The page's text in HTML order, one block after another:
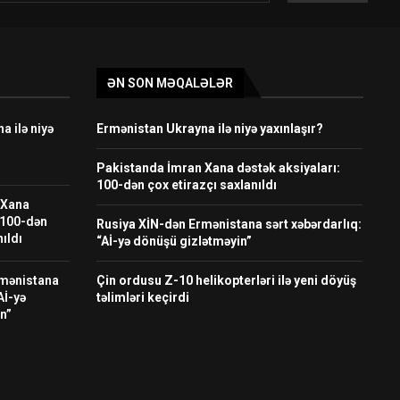
ilə niyə
dən
yə
ƏN SON MƏQALƏLƏR
Ermənistan Ukrayna ilə niyə yaxınlaşır?
Pakistanda İmran Xana dəstək aksiyaları:
100-dən çox etirazçı saxlanıldı
Rusiya XİN-dən Ermənistana sərt xəbərdarlıq:
“Aİ-yə dönüşü gizlətməyin”
Çin ordusu Z-10 helikopterləri ilə yeni döyüş
təlimləri keçirdi